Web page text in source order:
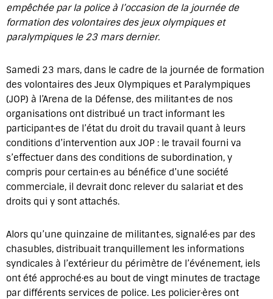
empêchée par la police à l’occasion de la journée de
formation des volontaires des jeux olympiques et
paralympiques le 23 mars dernier.
Samedi 23 mars, dans le cadre de la journée de formation
des volontaires des Jeux Olympiques et Paralympiques
(JOP) à l’Arena de la Défense, des militant·es de nos
organisations ont distribué un tract informant les
participant·es de l’état du droit du travail quant à leurs
conditions d’intervention aux JOP : le travail fourni va
s’effectuer dans des conditions de subordination, y
compris pour certain·es au bénéfice d’une société
commerciale, il devrait donc relever du salariat et des
droits qui y sont attachés.
Alors qu’une quinzaine de militant·es, signalé·es par des
chasubles, distribuait tranquillement les informations
syndicales à l’extérieur du périmètre de l’événement, iels
ont été approché·es au bout de vingt minutes de tractage
par différents services de police. Les policier·ères ont